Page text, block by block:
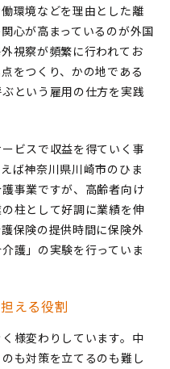
環境などを理由とした離
心が高まっているのが外国
視察が頻繁に行われてお
をつくり、かの地である
という雇用の仕方を実践
ビスで収益を得ていく事
ば神奈川県川崎市のひま
事業ですが、高齢者向け
柱として好調に業績を伸
保険の提供時間に保険外
護」の実験を行っていま
える役割
様変わりしています。中
も対策を立てるのも難し